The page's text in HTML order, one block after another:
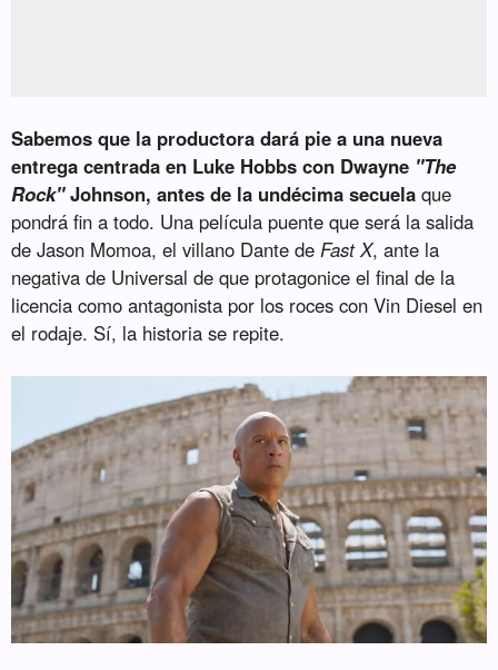
Sabemos que la productora dará pie a una nueva
entrega centrada en Luke Hobbs con Dwayne "The
Rock"Johnson, antes de la undécima secuela que
pondrá fin a todo. Una película puente que será la salida
de Jason Momoa, el villano Dante deFast X, ante la
negativa de Universal de que protagonice el final de la
licencia como antagonista por los roces con Vin Diesel en
el rodaje. Sí, la historia se repite.